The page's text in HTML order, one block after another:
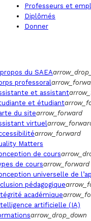
Professeurs et
Diplômés
Donner
du SAEA
professoral
et assistant
et étudiant
du sitearrow_forward
virtuel
arrow_forward
Matters
de cours
de coursarrow_forward
universelle de
pédagogique
académique
artificielle (IA)
arrow_drop_down